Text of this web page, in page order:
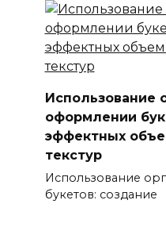
Использование
оформлении
эффектных
текстур
Использование
букетов: создание